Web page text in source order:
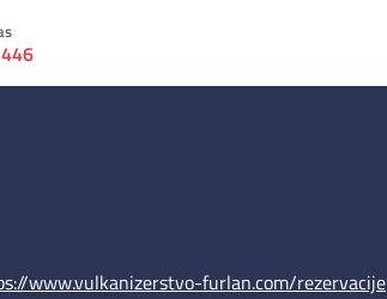
www.vulkanizerstvo-furlan.com/rezervacije